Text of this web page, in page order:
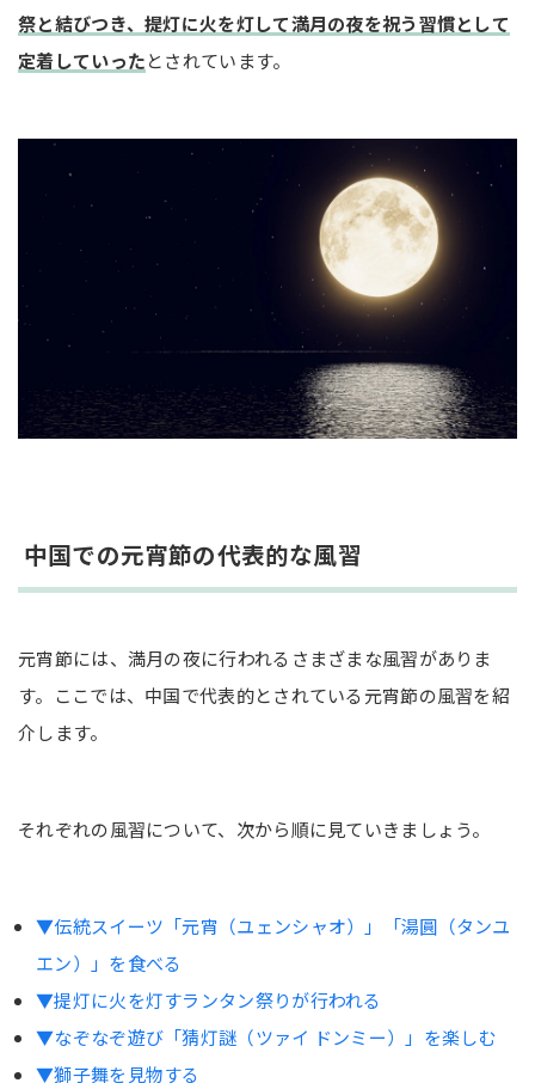
祭と結びつき、提灯に火を灯して満月の夜を祝う習慣として
定着していったとされています。
中国での元宵節の代表的な風習
元宵節には、満月の夜に行われるさまざまな風習がありま
す。ここでは、中国で代表的とされている元宵節の風習を紹
介します。
それぞれの風習について、次から順に見ていきましょう。
▼伝統スイーツ「元宵（ユェンシャオ）」「湯圓（タンユ
エン）」を食べる
▼提灯に火を灯すランタン祭りが行われる
▼なぞなぞ遊び「猜灯謎（ツァイ ドンミー）」を楽しむ
▼獅子舞を見物する